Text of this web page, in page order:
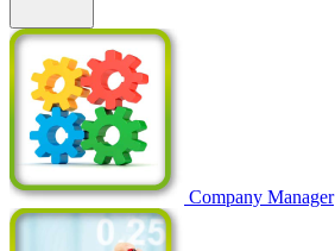
Company Manager